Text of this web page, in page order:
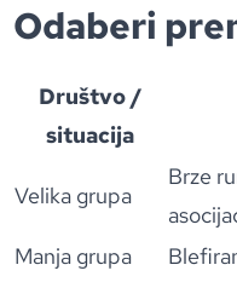
Odaberi
Društvo /
situacija
Velika grupa
Brze
Manja grupa